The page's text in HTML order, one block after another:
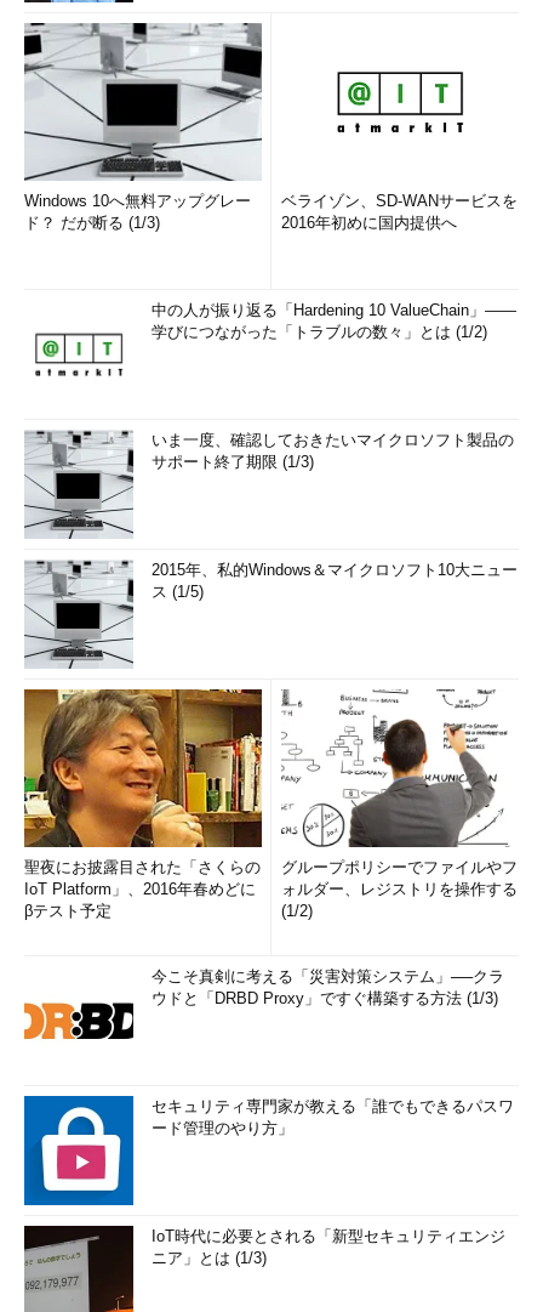
Windows 10へ無料アップグレー
ド？ だが断る (1/3)
ベライゾン、SD-WANサービスを
2016年初めに国内提供へ
中の人が振り返る「Hardening 10 ValueChain」――
学びにつながった「トラブルの数々」とは (1/2)
いま一度、確認しておきたいマイクロソフト製品の
サポート終了期限 (1/3)
2015年、私的Windows＆マイクロソフト10大ニュー
ス (1/5)
聖夜にお披露目された「さくらの
IoT Platform」、2016年春めどに
βテスト予定
グループポリシーでファイルやフ
ォルダー、レジストリを操作する
(1/2)
今こそ真剣に考える「災害対策システム」──クラ
ウドと「DRBD Proxy」ですぐ構築する方法 (1/3)
セキュリティ専門家が教える「誰でもできるパスワ
ード管理のやり方」
IoT時代に必要とされる「新型セキュリティエンジ
ニア」とは (1/3)